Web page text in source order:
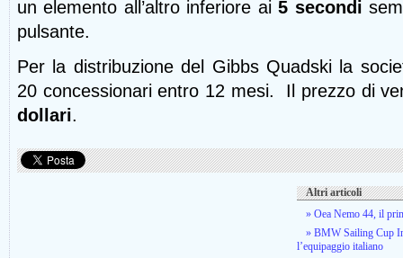
un elemento all’altro inferiore ai5 secondi
pulsante.
Per la distribuzione del Gibbs Quadski la
20 concessionari entro 12 mesi. Il prezzo di
dollari.
Altri articoli
» Oea Nemo 44, il
» BMW Sailing Cup
l’equipaggio italiano